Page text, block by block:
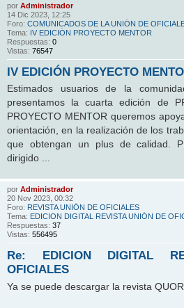
por Administrador
14 Dic 2023, 12:25
Foro: COMUNICADOS DE LA UNIÓN DE
Tema: IV EDICIÓN PROYECTO MENTOR
Respuestas: 0
Vistas: 76547
IV EDICIÓN PROYECTO
Estimados usuarios de la
presentamos la cuarta edición de
PROYECTO MENTOR queremos
orientación, en la realización de los
que obtengan un plus de calidad.
dirigido ...
por Administrador
20 Nov 2023, 00:32
Foro: REVISTA UNIÓN DE OFICIALES
Tema: EDICION DIGITAL REVISTA UNIÓN DE
Respuestas: 37
Vistas: 556495
Re: EDICION DIGITAL
OFICIALES
Ya se puede descargar la revista